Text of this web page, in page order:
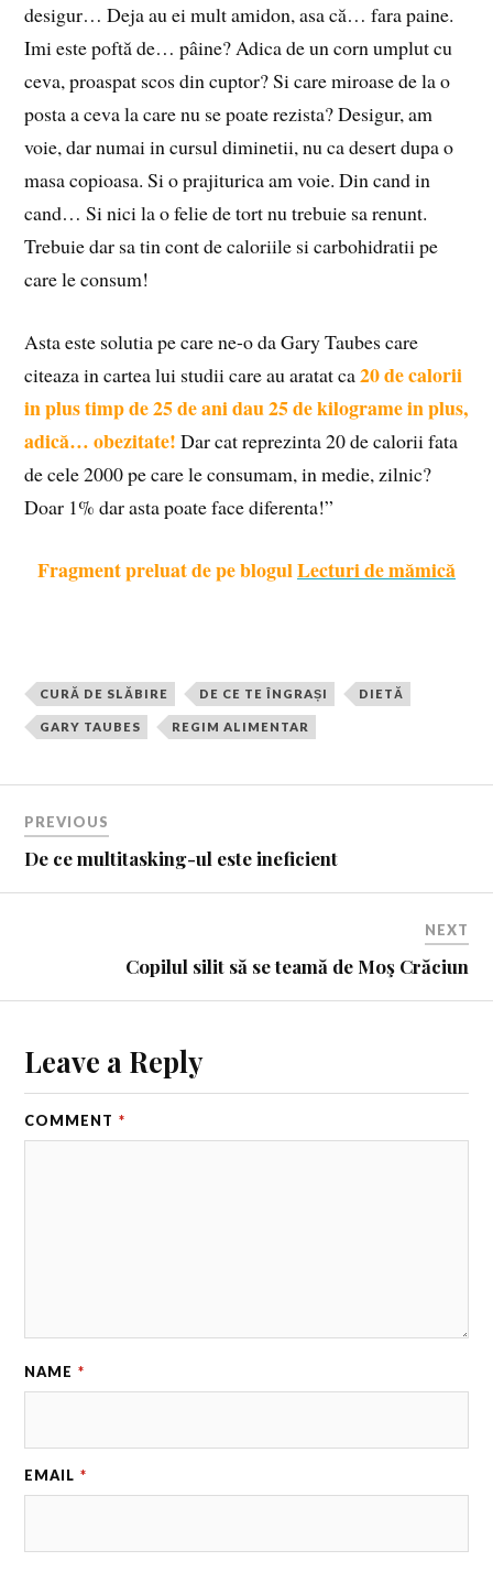
desigur… Deja au ei mult amidon, asa că… fara paine.
Imi este poftă de… pâine? Adica de un corn umplut cu
ceva, proaspat scos din cuptor? Si care miroase de la o
posta a ceva la care nu se poate rezista? Desigur, am
voie, dar numai in cursul diminetii, nu ca desert dupa o
masa copioasa. Si o prajiturica am voie. Din cand in
cand… Si nici la o felie de tort nu trebuie sa renunt.
Trebuie dar sa tin cont de caloriile si carbohidratii pe
care le consum!
Asta este solutia pe care ne-o da Gary Taubes care
citeaza in cartea lui studii care au aratat ca20 de calorii
in plus timp de 25 de ani dau 25 de kilograme in plus,
adică… obezitate! Dar cat reprezinta 20 de calorii fata
de cele 2000 pe care le consumam, in medie, zilnic?
Doar 1% dar asta poate face diferenta!”
Fragment preluat de pe blogulLecturi de mămică
CURĂ DE SLĂBIRE DE CE TE ÎNGRAȘI DIETĂ
GARY TAUBES REGIM ALIMENTAR
PREVIOUS
De ce multitasking-ul este ineficient
NEXT
Copilul silit să se teamă de Moş Crăciun
Leave a Reply
COMMENT *
NAME *
EMAIL *